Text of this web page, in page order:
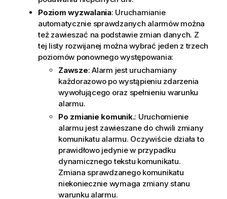
Poziom wyzwalania: Uruchamianie
automatycznie sprawdzanych alarmów można
też zawieszać na podstawie zmian danych. Z
tej listy rozwijanej można wybrać jeden z trzech
poziomów ponownego występowania:
Zawsze: Alarm jest uruchamiany
każdorazowo po wystąpieniu zdarzenia
wywołującego oraz spełnieniu warunku
alarmu.
Po zmianie komunik.: Uruchomienie
alarmu jest zawieszane do chwili zmiany
komunikatu alarmu. Oczywiście działa to
prawidłowo jedynie w przypadku
dynamicznego tekstu komunikatu.
Zmiana sprawdzanego komunikatu
niekoniecznie wymaga zmiany stanu
warunku alarmu.